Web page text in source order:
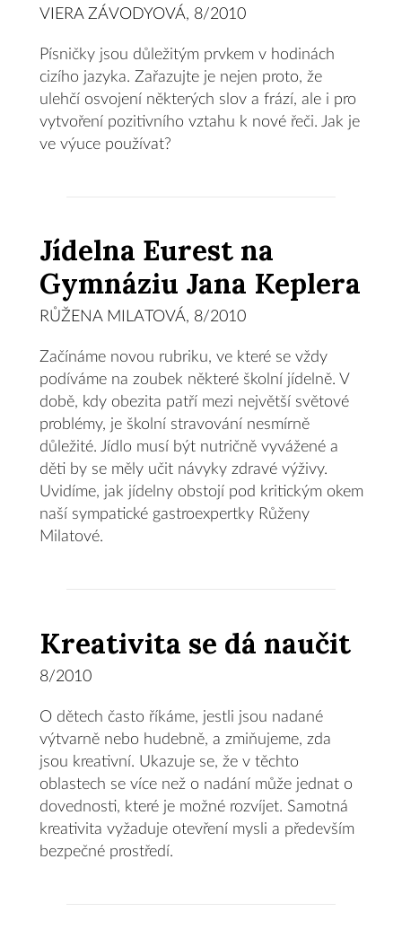
VIERA ZÁVODYOVÁ, 8/2010
Písničky jsou důležitým prvkem v hodinách
cizího jazyka. Zařazujte je nejen proto, že
ulehčí osvojení některých slov a frází, ale i pro
vytvoření pozitivního vztahu k nové řeči. Jak je
ve výuce používat?
Jídelna Eurest na
Gymnáziu Jana Keplera
RŮŽENA MILATOVÁ, 8/2010
Začínáme novou rubriku, ve které se vždy
podíváme na zoubek některé školní jídelně. V
době, kdy obezita patří mezi největší světové
problémy, je školní stravování nesmírně
důležité. Jídlo musí být nutričně vyvážené a
děti by se měly učit návyky zdravé výživy.
Uvidíme, jak jídelny obstojí pod kritickým okem
naší sympatické gastroexpertky Růženy
Milatové.
Kreativita se dá naučit
8/2010
O dětech často říkáme, jestli jsou nadané
výtvarně nebo hudebně, a zmiňujeme, zda
jsou kreativní. Ukazuje se, že v těchto
oblastech se více než o nadání může jednat o
dovednosti, které je možné rozvíjet. Samotná
kreativita vyžaduje otevření mysli a především
bezpečné prostředí.